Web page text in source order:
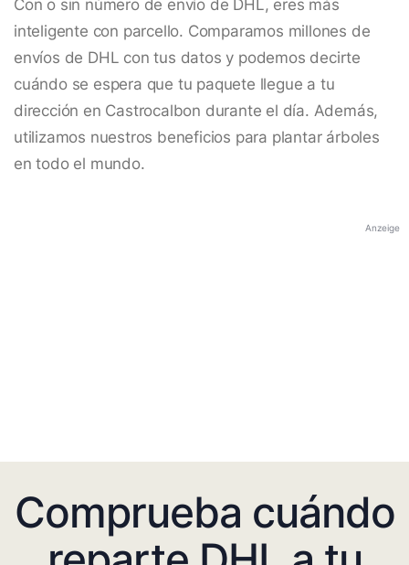
Con o sin número de envío de DHL, eres más
inteligente con parcello. Comparamos millones de
envíos de DHL con tus datos y podemos decirte
cuándo se espera que tu paquete llegue a tu
dirección en Castrocalbon durante el día. Además,
utilizamos nuestros beneficios para plantar árboles
en todo el mundo.
Anzeige
Comprueba cuándo